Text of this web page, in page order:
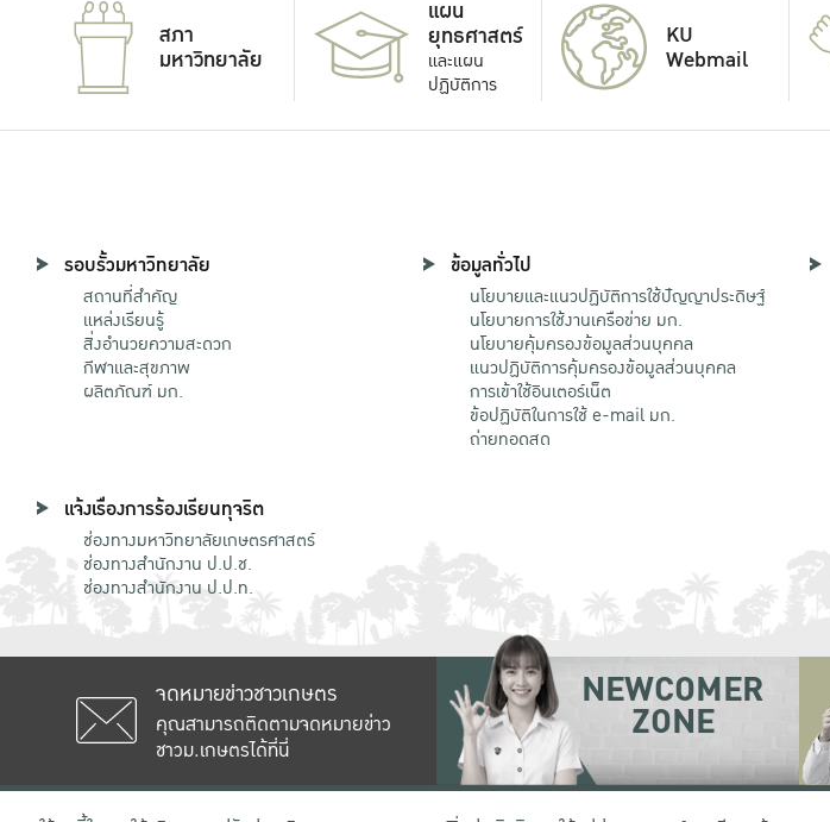
สภา
มหาวิทยาลัย
แผน
ยุทธศาสตร์
และแผน
ปฏิบัติการ
KU
Webmail
รอบรั้วมหาวิทยาลัย
สถานที่สำคัญ
แหล่งเรียนรู้
สิ่งอำนวยความสะดวก
กีฬาและสุขภาพ
ผลิตภัณฑ์ มก.
ข้อมูลทั่วไป
นโยบายและแนวปฏิบัติการใช้ปัญญาประดิษฐ์
นโยบายการใช้งานเครือข่าย มก.
นโยบายคุ้มครองข้อมูลส่วนบุคคล
แนวปฏิบัติการคุ้มครองข้อมูลส่วนบุคคล
การเข้าใช้อินเตอร์เน็ต
ข้อปฏิบัติในการใช้ e-mail มก.
ถ่ายทอดสด
แจ้งเรื่องการร้องเรียนทุจริต
ช่องทางมหาวิทยาลัยเกษตรศาสตร์
ช่องทางสำนักงาน ป.ป.ช.
ช่องทางสำนักงาน ป.ป.ท.
จดหมายข่าวชาวเกษตร
คุณสามารถติดตามจดหมายข่าว
ชาวม.เกษตรได้ที่นี่
NEWCOMER
ZONE